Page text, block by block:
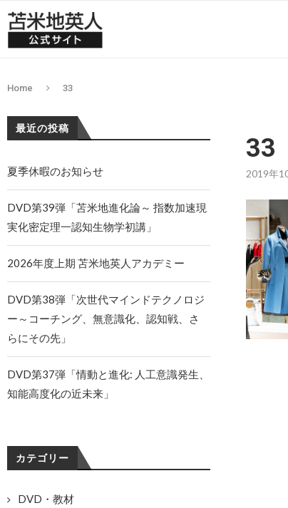
Home 33
33
2019年
最近の投稿
夏季休暇のお知らせ
DVD第39弾「苫米地進化論～ 指数加速現
実化密定理一認知生物学初講」
2026年度上期 苫米地英人アカデミー
DVD第38弾「次世代マインドテクノロジ
ー～コーチング、無意識化、認知戦、さ
らにその先」
DVD第37弾「情動と進化: 人工意識発生、
知能高度化の近未来」
カテゴリー
DVD・教材